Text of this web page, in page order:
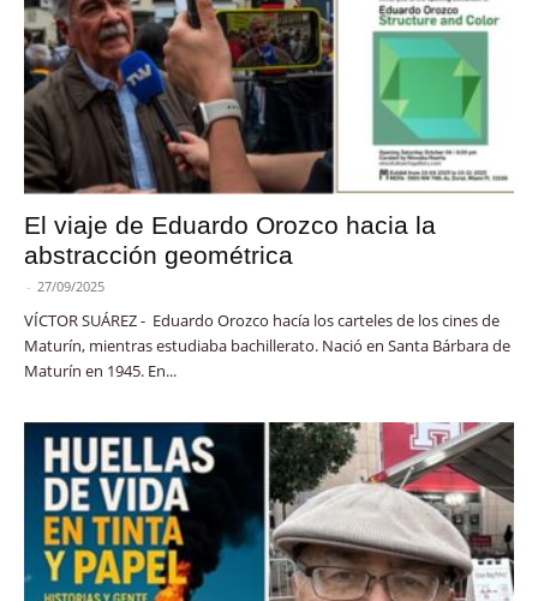
El viaje de Eduardo Orozco hacia la
abstracción geométrica
- 27/09/2025
VÍCTOR SUÁREZ - Eduardo Orozco hacía los carteles de los cines de
Maturín, mientras estudiaba bachillerato. Nació en Santa Bárbara de
Maturín en 1945. En...